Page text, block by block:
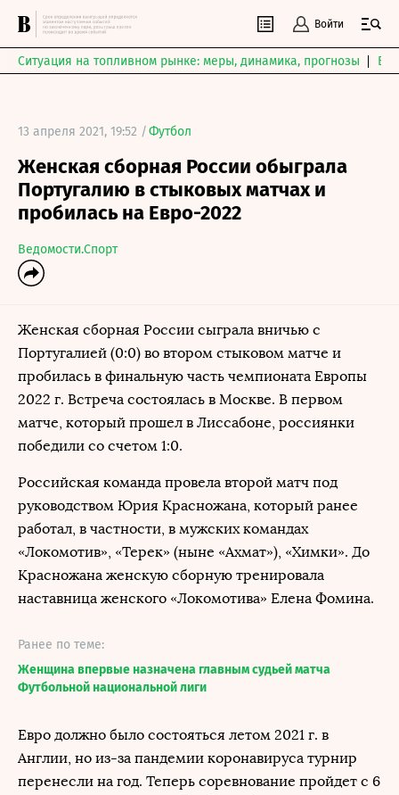
Войти
Ситуация на топливном рынке: меры, динамика, прогнозы
13 апреля 2021, 19:52 /Футбол
Женская сборная России обыграла
Португалию в стыковых матчах и
пробилась на Евро-2022
Ведомости.Спорт
Женская сборная России сыграла вничью с
Португалией (0:0) во втором стыковом матче и
пробилась в финальную часть чемпионата Европы
2022 г. Встреча состоялась в Москве. В первом
матче, который прошел в Лиссабоне, россиянки
победили со счетом 1:0.
Российская команда провела второй матч под
руководством Юрия Красножана, который ранее
работал, в частности, в мужских командах
«Локомотив», «Терек» (ныне «Ахмат»), «Химки». До
Красножана женскую сборную тренировала
наставница женского «Локомотива» Елена Фомина.
Ранее по теме:
Женщина впервые назначена главным судьей матча
Футбольной национальной лиги
Евро должно было состояться летом 2021 г. в
Англии, но из-за пандемии коронавируса турнир
перенесли на год. Теперь соревнование пройдет с 6